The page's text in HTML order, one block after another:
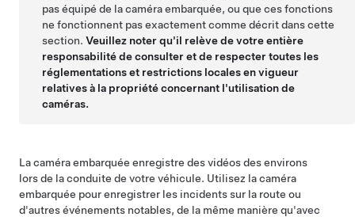
pas équipé de la caméra embarquée, ou que ces fonctions
ne fonctionnent pas exactement comme décrit dans cette
section. Veuillez noter qu'il relève de votre entière
responsabilité de consulter et de respecter toutes les
réglementations et restrictions locales en vigueur
relatives à la propriété concernant l'utilisation de
caméras.
La caméra embarquée enregistre des vidéos des environs
lors de la conduite de votre véhicule. Utilisez la caméra
embarquée pour enregistrer les incidents sur la route ou
d'autres événements notables, de la même manière qu'avec